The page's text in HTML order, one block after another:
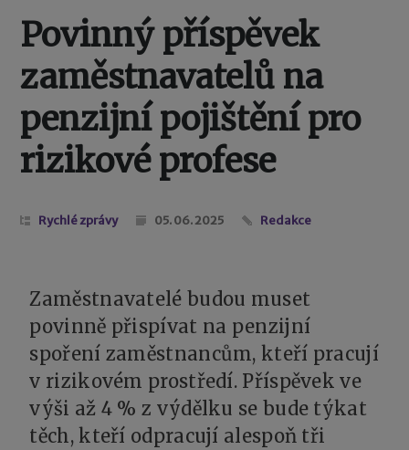
Povinný příspěvek
zaměstnavatelů na
penzijní pojištění pro
rizikové profese
Rychlé zprávy 05. 06. 2025 Redakce
Zaměstnavatelé budou muset
povinně přispívat na penzijní
spoření zaměstnancům, kteří pracují
v rizikovém prostředí. Příspěvek ve
výši až 4 % z výdělku se bude týkat
těch, kteří odpracují alespoň tři